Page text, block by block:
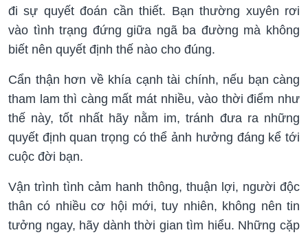
đi sự quyết đoán cần thiết. Bạn thường xuyên rơi
vào tình trạng đứng giữa ngã ba đường mà không
biết nên quyết định thế nào cho đúng.
Cẩn thận hơn về khía cạnh tài chính, nếu bạn càng
tham lam thì càng mất mát nhiều, vào thời điểm như
thế này, tốt nhất hãy nằm im, tránh đưa ra những
quyết định quan trọng có thể ảnh hưởng đáng kể tới
cuộc đời bạn.
Vận trình tình cảm hanh thông, thuận lợi, người độc
thân có nhiều cơ hội mới, tuy nhiên, không nên tin
tưởng ngay, hãy dành thời gian tìm hiểu. Những cặp